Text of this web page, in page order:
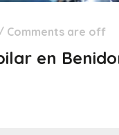
Comments are off
en